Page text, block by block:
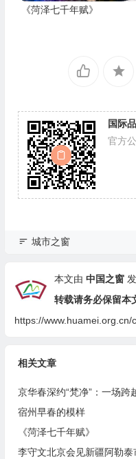
《菏泽七千年赋》
国际
官方
城市之窗
本文由 中国之窗发
转载请务必保留本
https://
相关文章
京华春深约“梵净”：一场跨
宿州早春的模样
《菏泽七千年赋》